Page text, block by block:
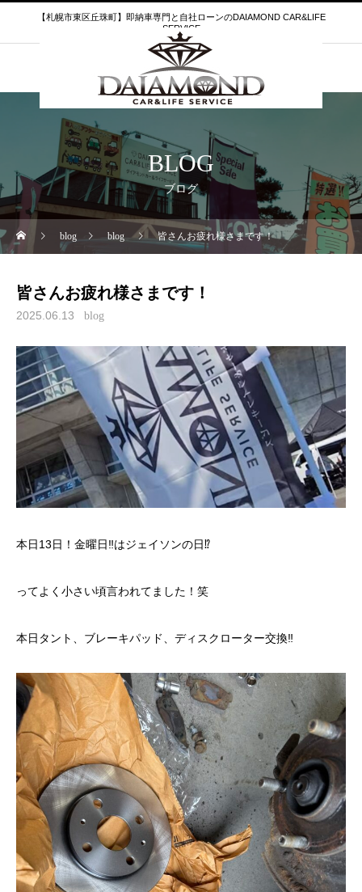
【札幌市東区丘珠町】即納車専門と自社ローンのDAIAMOND CAR&LIFE
SERVICE
BLOG
ブログ
blog blog 皆さんお疲れ様さまです！
皆さんお疲れ様さまです！
2025.06.13 blog
本日13日！金曜日‼️はジェイソンの日⁉️
ってよく小さい頃言われてました！笑
本日タント、ブレーキパッド、ディスクローター交換‼️